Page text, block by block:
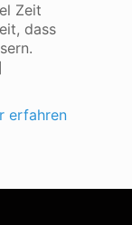
Zeit
dass
erfahren